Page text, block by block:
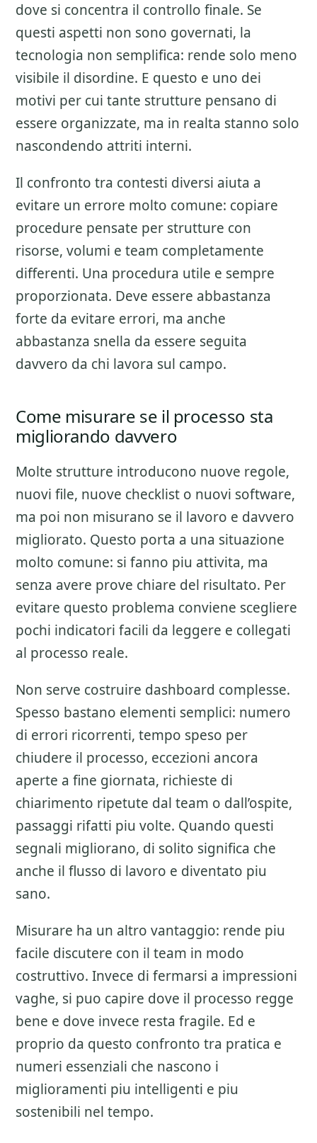
dove si concentra il controllo finale. Se
questi aspetti non sono governati, la
tecnologia non semplifica: rende solo meno
visibile il disordine. E questo e uno dei
motivi per cui tante strutture pensano di
essere organizzate, ma in realta stanno solo
nascondendo attriti interni.
Il confronto tra contesti diversi aiuta a
evitare un errore molto comune: copiare
procedure pensate per strutture con
risorse, volumi e team completamente
differenti. Una procedura utile e sempre
proporzionata. Deve essere abbastanza
forte da evitare errori, ma anche
abbastanza snella da essere seguita
davvero da chi lavora sul campo.
Come misurare se il processo sta
migliorando davvero
Molte strutture introducono nuove regole,
nuovi file, nuove checklist o nuovi software,
ma poi non misurano se il lavoro e davvero
migliorato. Questo porta a una situazione
molto comune: si fanno piu attivita, ma
senza avere prove chiare del risultato. Per
evitare questo problema conviene scegliere
pochi indicatori facili da leggere e collegati
al processo reale.
Non serve costruire dashboard complesse.
Spesso bastano elementi semplici: numero
di errori ricorrenti, tempo speso per
chiudere il processo, eccezioni ancora
aperte a fine giornata, richieste di
chiarimento ripetute dal team o dall’ospite,
passaggi rifatti piu volte. Quando questi
segnali migliorano, di solito significa che
anche il flusso di lavoro e diventato piu
sano.
Misurare ha un altro vantaggio: rende piu
facile discutere con il team in modo
costruttivo. Invece di fermarsi a impressioni
vaghe, si puo capire dove il processo regge
bene e dove invece resta fragile. Ed e
proprio da questo confronto tra pratica e
numeri essenziali che nascono i
miglioramenti piu intelligenti e piu
sostenibili nel tempo.